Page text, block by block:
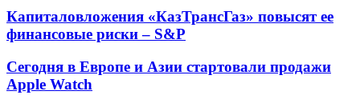
Капиталовложения «КазТрансГаз» повысят ее
финансовые риски – S&P
Сегодня в Европе и Азии стартовали продажи
Аpple Watch